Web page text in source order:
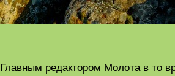
редактором Молота в